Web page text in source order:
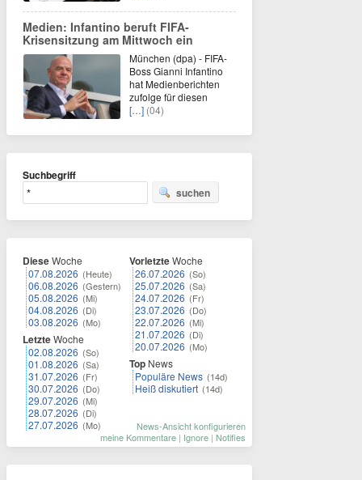
Medien: Infantino beruft FIFA-
Krisensitzung am Mittwoch ein
München (dpa) - FIFA-
Boss Gianni Infantino
hat Medienberichten
zufolge für diesen
[…] (04)
Suchbegriff
suchen
DieseWoche
07.08.2026 (Heute)
06.08.2026 (Gestern)
05.08.2026 (Mi)
04.08.2026 (Di)
03.08.2026 (Mo)
LetzteWoche
02.08.2026 (So)
01.08.2026 (Sa)
31.07.2026 (Fr)
30.07.2026 (Do)
29.07.2026 (Mi)
28.07.2026 (Di)
27.07.2026 (Mo)
VorletzteWoche
26.07.2026 (So)
25.07.2026 (Sa)
24.07.2026 (Fr)
23.07.2026 (Do)
22.07.2026 (Mi)
21.07.2026 (Di)
20.07.2026 (Mo)
Top News
Populäre News (14d)
Heiß diskutiert (14d)
News-Ansicht konfigurieren
meine Kommentare | Ignore | Notifies